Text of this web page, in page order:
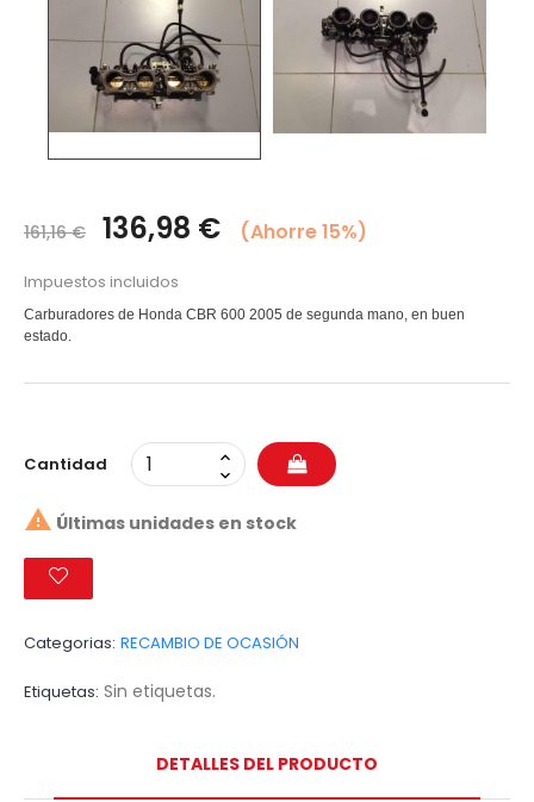
161,16 € 136,98 € Ahorre 15%
Impuestos incluidos
Carburadores de Honda CBR 600 2005 de segunda mano, en buen
estado.
Cantidad
 Últimas unidades en stock
Categorias: RECAMBIO DE OCASIÓN
Etiquetas Sin etiquetas.
DETALLES DEL PRODUCTO